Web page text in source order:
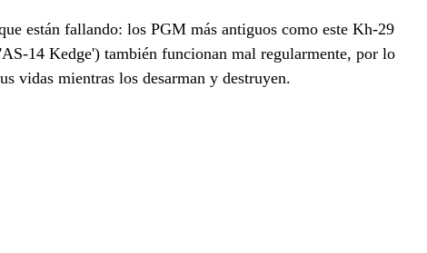
están fallando: los PGM más antiguos como este Kh-29
14 Kedge') también funcionan mal regularmente, por lo
vidas mientras los desarman y destruyen.